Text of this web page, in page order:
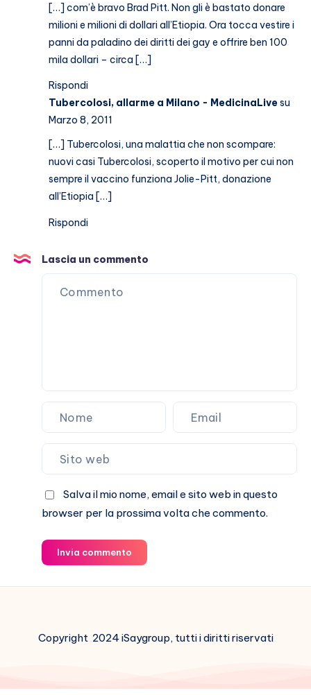
[…] com’è bravo Brad Pitt. Non gli è bastato donare
milioni e milioni di dollari all’Etiopia. Ora tocca vestire i
panni da paladino dei diritti dei gay e offrire ben 100
mila dollari – circa […]
Rispondi
Tubercolosi, allarme a Milano - MedicinaLivesu
Marzo 8, 2011
[…] Tubercolosi, una malattia che non scompare:
nuovi casi Tubercolosi, scoperto il motivo per cui non
sempre il vaccino funziona Jolie-Pitt, donazione
all’Etiopia […]
Rispondi
Lascia un commento
Salva il mio nome, email e sito web in questo
browser per la prossima volta che commento.
Invia commento
Copyright 2024 iSaygroup, tutti i diritti riservati